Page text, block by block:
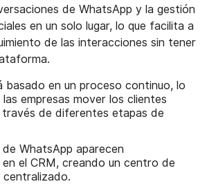
de WhatsApp y la gestión
en un solo lugar, lo que facilita a
de las interacciones sin tener
basado en un proceso continuo, lo
empresas mover los clientes
de diferentes etapas de
de WhatsApp aparecen
el CRM, creando un centro de
centralizado.